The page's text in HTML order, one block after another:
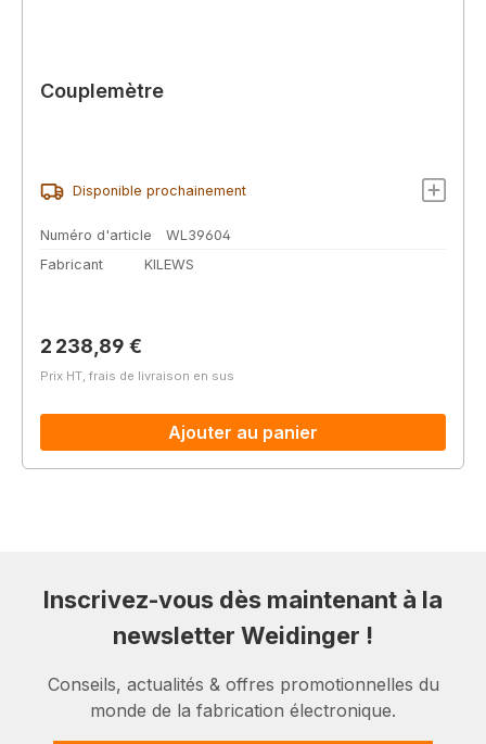
Couplemètre
Disponible prochainement
Numéro d'article
WL39604
Fabricant
KILEWS
Prix régulier :
2 238,89 €
Prix HT, frais de livraison en sus
Ajouter au panier
Inscrivez-vous dès maintenant à la
newsletter Weidinger !
Conseils, actualités & offres promotionnelles du
monde de la fabrication électronique.